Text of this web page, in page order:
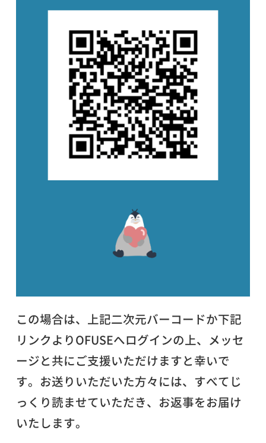
この場合は、上記二次元バーコードか下記
リンクよりOFUSEへログインの上、メッセ
ージと共にご支援いただけますと幸いで
す。お送りいただいた方々には、すべてじ
っくり読ませていただき、お返事をお届け
いたします。